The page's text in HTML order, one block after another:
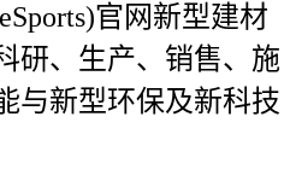
官网新型建材
研、生产、销售、施
与新型环保及新科技